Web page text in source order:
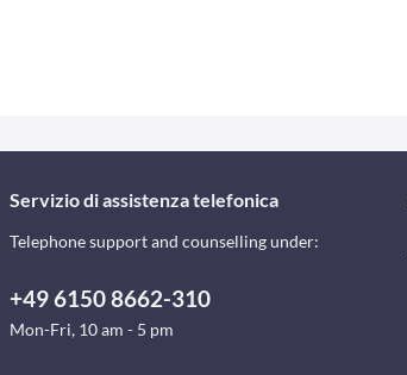
Servizio di assistenza telefonica
Telephone support and counselling under:
+49 6150 8662-310
Mon-Fri, 10 am - 5 pm